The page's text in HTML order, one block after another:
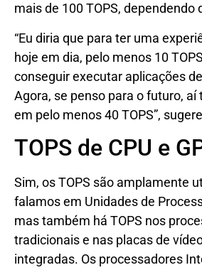
mais de 100 TOPS, dependendo
“Eu diria que para ter uma
hoje em dia, pelo menos 10
conseguir executar aplicações
Agora, se penso para o futuro, aí
em pelo menos 40 TOPS”,
TOPS de CPU e
Sim, os TOPS são amplamente
falamos em Unidades de
mas também há TOPS nos
tradicionais e nas placas de
integradas. Os processadores